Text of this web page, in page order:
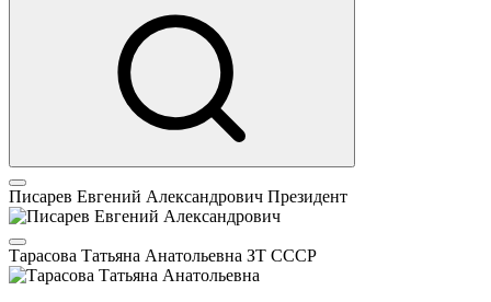
Писарев Евгений Александрович Президент
Тарасова Татьяна Анатольевна ЗТ СССР